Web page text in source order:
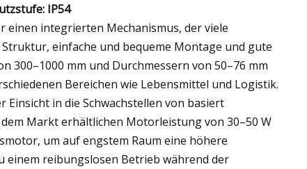
IP54
integrierten Mechanismus, der viele
einfache und bequeme Montage und gute
300–1000 mm und Durchmessern von 50–76 mm
Bereichen wie Lebensmittel und Logistik.
in die Schwachstellen von basiert
Markt erhältlichen Motorleistung von 30–50 W
um auf engstem Raum eine höhere
reibungslosen Betrieb während der